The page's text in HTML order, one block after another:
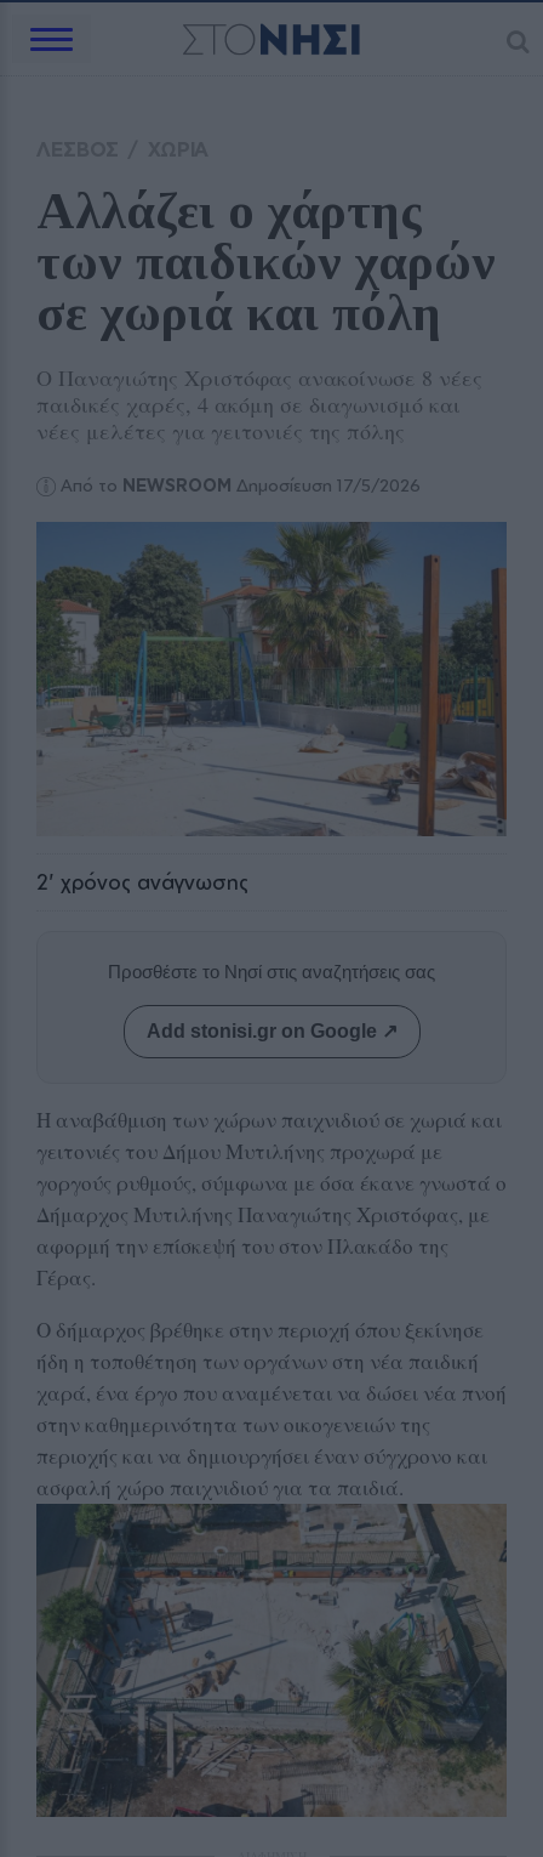
Αλλάζει ο χάρτης
των παιδικών χαρών
σε χωριά και πόλη
Ο Παναγιώτης Χριστόφας ανακοίνωσε 8 νέες
παιδικές χαρές, 4 ακόμη σε διαγωνισμό και
νέες μελέτες για γειτονιές της πόλης
Από το NEWSROOM Δημοσίευση 17/5/2026
2' χρόνος ανάγνωσης
Προσθέστε το Νησί στις αναζητήσεις σας
Add stonisi.gr on Google ↗
Η αναβάθμιση των χώρων παιχνιδιού σε χωριά και
γειτονιές του Δήμου Μυτιλήνης προχωρά με
γοργούς ρυθμούς, σύμφωνα με όσα έκανε γνωστά ο
Δήμαρχος Μυτιλήνης Παναγιώτης Χριστόφας, με
αφορμή την επίσκεψή του στον Πλακάδο της
Γέρας.
Ο δήμαρχος βρέθηκε στην περιοχή όπου ξεκίνησε
ήδη η τοποθέτηση των οργάνων στη νέα παιδική
χαρά, ένα έργο που αναμένεται να δώσει νέα πνοή
στην καθημερινότητα των οικογενειών της
περιοχής και να δημιουργήσει έναν σύγχρονο και
ασφαλή χώρο παιχνιδιού για τα παιδιά.